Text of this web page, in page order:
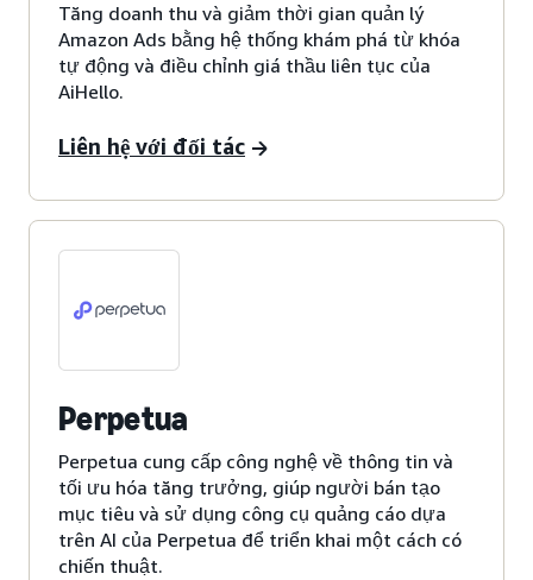
Tăng doanh thu và giảm thời gian quản lý
Amazon Ads bằng hệ thống khám phá từ khóa
tự động và điều chỉnh giá thầu liên tục của
AiHello.
Liên hệ với đối tác
Perpetua
Perpetua cung cấp công nghệ về thông tin và
tối ưu hóa tăng trưởng, giúp người bán tạo
mục tiêu và sử dụng công cụ quảng cáo dựa
trên AI của Perpetua để triển khai một cách có
chiến thuật.